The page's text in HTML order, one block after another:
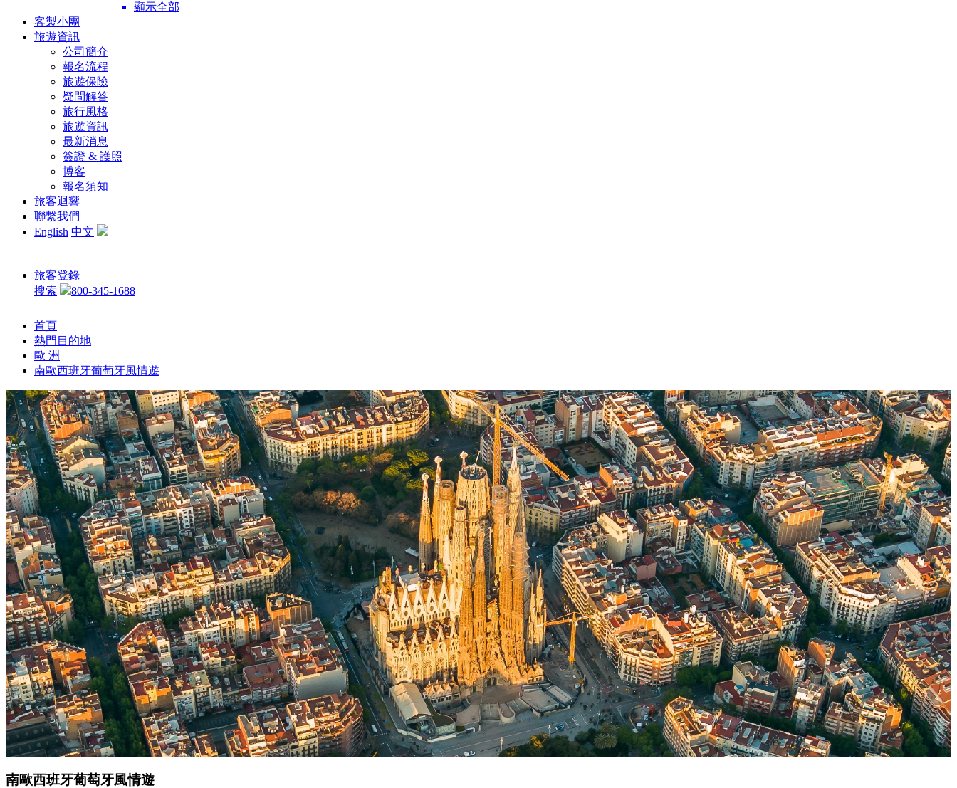
顯示全部
客製小團
旅遊資訊
公司簡介
報名流程
旅遊保險
疑問解答
旅行風格
旅遊資訊
最新消息
簽證 & 護照
博客
報名須知
旅客迴響
聯繫我們
English 中文
旅客登錄
搜索
800-345-1688
首頁
熱門目的地
歐 洲
南歐西班牙葡萄牙風情遊
南歐西班牙葡萄牙風情遊